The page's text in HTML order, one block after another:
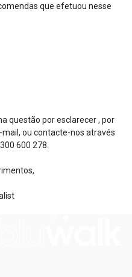
que efetuou nesse
questão por esclarecer , por
ou contacte-nos através
600 278.